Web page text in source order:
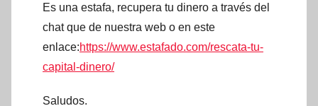
Es una estafa, recupera tu dinero a través del
chat que de nuestra web o en este
enlace:https://www.estafado.com/rescata-tu-
capital-dinero/
Saludos.